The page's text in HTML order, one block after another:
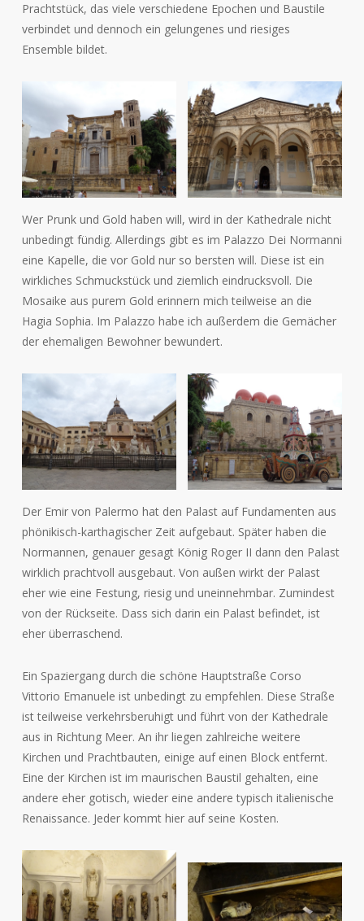
Prachtstück, das viele verschiedene Epochen und Baustile
verbindet und dennoch ein gelungenes und riesiges
Ensemble bildet.
Wer Prunk und Gold haben will, wird in der Kathedrale nicht
unbedingt fündig. Allerdings gibt es im Palazzo Dei Normanni
eine Kapelle, die vor Gold nur so bersten will. Diese ist ein
wirkliches Schmuckstück und ziemlich eindrucksvoll. Die
Mosaike aus purem Gold erinnern mich teilweise an die
Hagia Sophia. Im Palazzo habe ich außerdem die Gemächer
der ehemaligen Bewohner bewundert.
Der Emir von Palermo hat den Palast auf Fundamenten aus
phönikisch-karthagischer Zeit aufgebaut. Später haben die
Normannen, genauer gesagt König Roger II dann den Palast
wirklich prachtvoll ausgebaut. Von außen wirkt der Palast
eher wie eine Festung, riesig und uneinnehmbar. Zumindest
von der Rückseite. Dass sich darin ein Palast befindet, ist
eher überraschend.
Ein Spaziergang durch die schöne Hauptstraße Corso
Vittorio Emanuele ist unbedingt zu empfehlen. Diese Straße
ist teilweise verkehrsberuhigt und führt von der Kathedrale
aus in Richtung Meer. An ihr liegen zahlreiche weitere
Kirchen und Prachtbauten, einige auf einen Block entfernt.
Eine der Kirchen ist im maurischen Baustil gehalten, eine
andere eher gotisch, wieder eine andere typisch italienische
Renaissance. Jeder kommt hier auf seine Kosten.